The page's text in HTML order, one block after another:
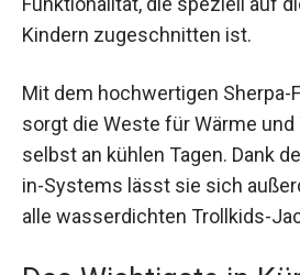
von Kindern zugeschnitten ist.
sorgt die Weste für Wärme
selbst an kühlen Tagen. Dank
Zip-in-Systems lässt sie sich
problemlos in alle
Jacken integrieren.